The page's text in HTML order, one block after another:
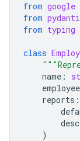
from google
from
from typing
class
name :
reports :
)